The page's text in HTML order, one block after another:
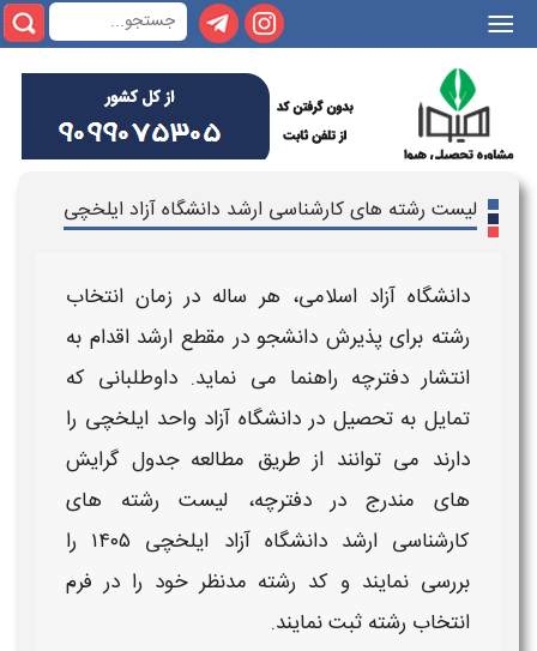
|||
لیست رشته های کارشناسی ارشد دانشگاه آزاد ایلخچی
دانشگاه آزاد اسلامی، هر ساله در زمان انتخاب
رشته برای پذیرش دانشجو در مقطع ارشداقدام به
انتشار دفترچه راهنما می نماید. داوطلبانی که
تمایل به تحصیل دردانشگاه آزاد واحدایلخچی را
دارند می توانند از طریق مطالعهجدول گرایش
های مندرج دردفترچه، لیست رشته های
کارشناسی ارشد دانشگاه آزاد ایلخچی ۱۴۰۵ را
بررسی نمایند وکد رشته مدنظر خود را در فرم
انتخاب رشته ثبتنمایند.